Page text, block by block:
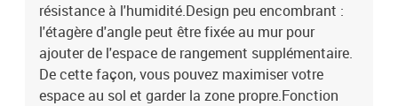
résistance à l'humidité.Design peu encombrant :
l'étagère d'angle peut être fixée au mur pour
ajouter de l'espace de rangement supplémentaire.
De cette façon, vous pouvez maximiser votre
espace au sol et garder la zone propre.Fonction